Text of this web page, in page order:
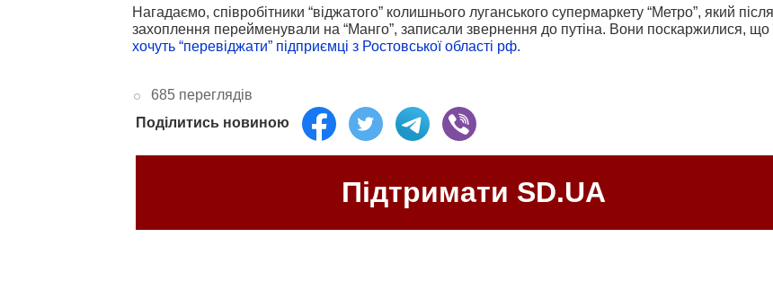
Нагадаємо, співробітники “віджатого” колишнього луганського супермаркету “Метро”, який після
захоплення перейменували на “Манго”, записали звернення до путіна. Вони поскаржилися, що
хочуть “перевіджати” підприємці з Ростовської області рф.
685 переглядів
Поділитись новиною
Підтримати SD.UA